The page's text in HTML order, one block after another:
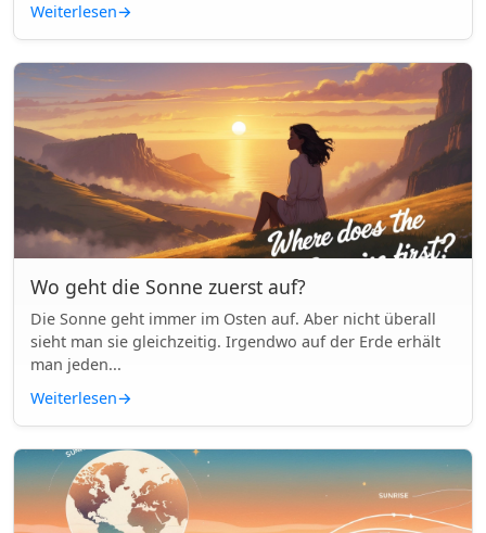
Weiterlesen→
Wo geht die Sonne zuerst auf?
Die Sonne geht immer im Osten auf. Aber nicht überall
sieht man sie gleichzeitig. Irgendwo auf der Erde erhält
man jeden...
Weiterlesen→